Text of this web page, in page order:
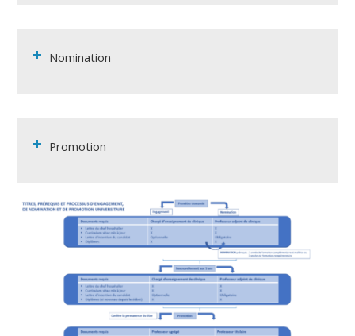
Nomination
Promotion